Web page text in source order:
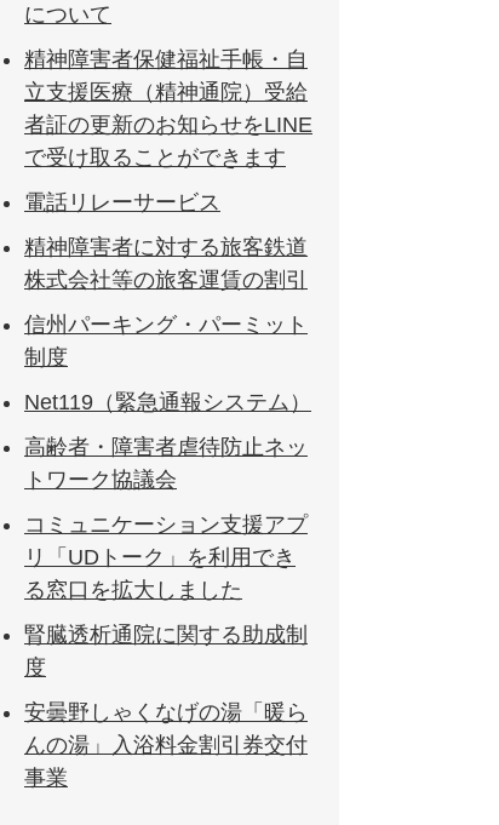
について
精神障害者保健福祉手帳・自
立支援医療（精神通院）受給
者証の更新のお知らせをLINE
で受け取ることができます
電話リレーサービス
精神障害者に対する旅客鉄道
株式会社等の旅客運賃の割引
信州パーキング・パーミット
制度
Net119（緊急通報システム）
高齢者・障害者虐待防止ネッ
トワーク協議会
コミュニケーション支援アプ
リ「UDトーク」を利用でき
る窓口を拡大しました
腎臓透析通院に関する助成制
度
安曇野しゃくなげの湯「暖ら
んの湯」入浴料金割引券交付
事業